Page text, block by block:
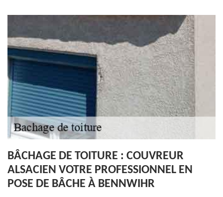
BÂCHAGE DE TOITURE : COUVREUR
ALSACIEN VOTRE PROFESSIONNEL EN
POSE DE BÂCHE À BENNWIHR